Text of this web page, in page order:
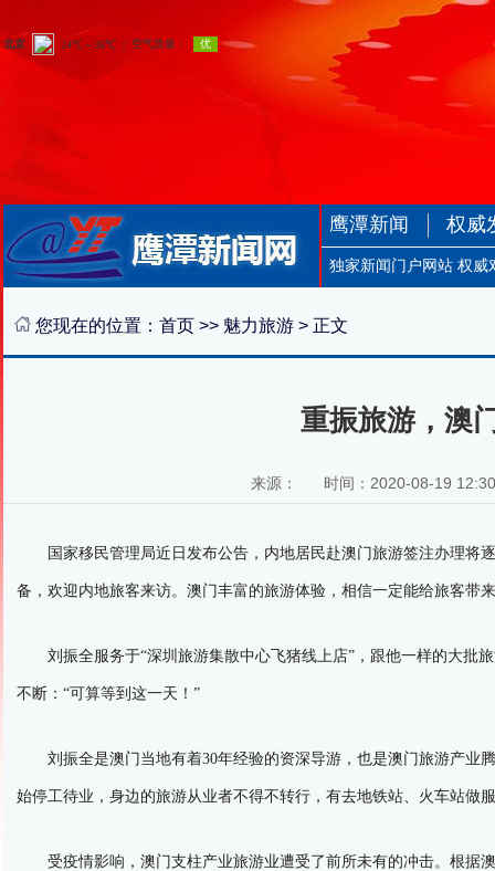
鹰潭新闻 权威
独家新闻门户网站 权威
您现在的位置： 首页 >> 魅力旅游 > 正文
重振旅游，澳
来源： 时间：2020-08-19
国家移民管理局近日发布公告，内地居民赴澳门旅游签注办理将
备，欢迎内地旅客来访。澳门丰富的旅游体验，相信一定能给旅客带
刘振全服务于“深圳旅游集散中心飞猪线上店”，跟他一样的大批
不断：“可算等到这一天！”
刘振全是澳门当地有着30年经验的资深导游，也是澳门旅游产业
始停工待业，身边的旅游从业者不得不转行，有去地铁站、火车站做
受疫情影响，澳门支柱产业旅游业遭受了前所未有的冲击。根据澳